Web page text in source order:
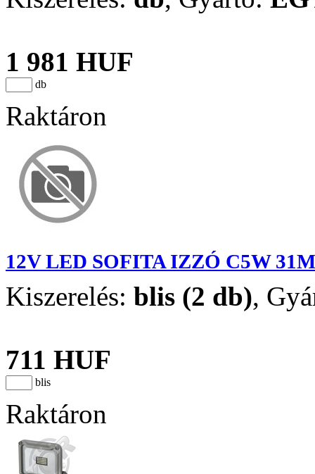
1 981 HUF
db
Raktáron
12V LED SOFITA IZZÓ C5W
Kiszerelés: blis (2 db),
711 HUF
blis
Raktáron